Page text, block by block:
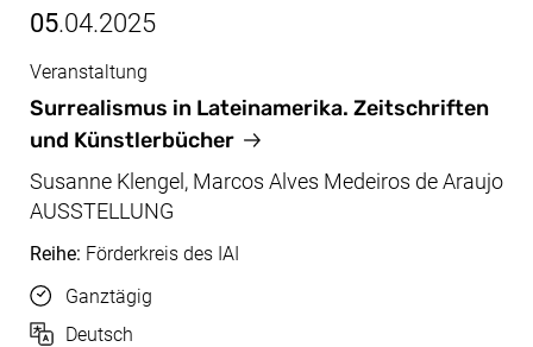
05.04.2025
Dez/Apr, 12.12.2024 - 05.04.2025
Surrealismus in Lateinamerika. Zeitschriften
und Künstlerbücher
Veranstaltung
Susanne Klengel, Marcos Alves Medeiros de Araujo
AUSSTELLUNG
Reihe: Förderkreis des IAI
Uhrzeit
Ganztägig
Sprache
Deutsch